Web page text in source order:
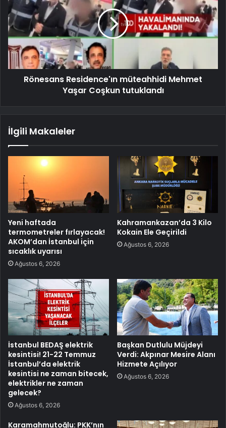
Rönesans Residence'ın müteahhidi Mehmet
Yaşar Coşkun tutuklandı
İlgili Makaleler
Yeni haftada
termometreler fırlayacak!
AKOM’dan İstanbul için
sıcaklık uyarısı
Ağustos 6, 2026
Kahramankazan’da 3 Kilo
Kokain Ele Geçirildi
Ağustos 6, 2026
İstanbul BEDAŞ elektrik
kesintisi! 21-22 Temmuz
İstanbul’da elektrik
kesintisi ne zaman bitecek,
elektrikler ne zaman
gelecek?
Ağustos 6, 2026
Başkan Dutlulu Müjdeyi
Verdi: Akpınar Mesire Alanı
Hizmete Açılıyor
Ağustos 6, 2026
Karamahmutoğlu: PKK’nın